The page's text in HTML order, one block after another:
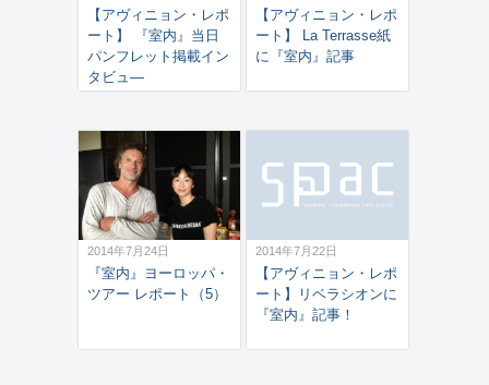
【アヴィニョン・レポ
ート】 『室内』当日
パンフレット掲載イン
タビュ―
【アヴィニョン・レポ
ート】 La Terrasse紙
に『室内』記事
2014年7月24日
『室内』ヨーロッパ・
ツアー レポート（5）
2014年7月22日
【アヴィニョン・レポ
ート】リベラシオンに
『室内』記事！